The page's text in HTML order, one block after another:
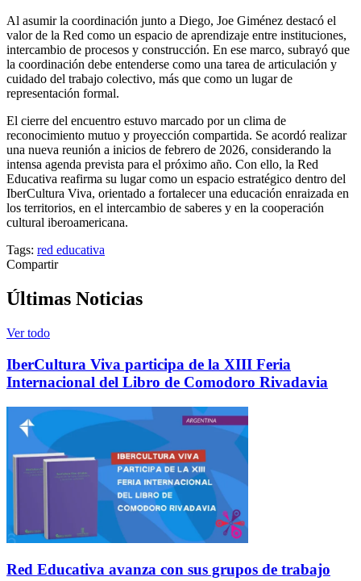
Al asumir la coordinación junto a Diego, Joe Giménez destacó el
valor de la Red como un espacio de aprendizaje entre instituciones,
intercambio de procesos y construcción. En ese marco, subrayó que
la coordinación debe entenderse como una tarea de articulación y
cuidado del trabajo colectivo, más que como un lugar de
representación formal.
El cierre del encuentro estuvo marcado por un clima de
reconocimiento mutuo y proyección compartida. Se acordó realizar
una nueva reunión a inicios de febrero de 2026, considerando la
intensa agenda prevista para el próximo año. Con ello, la Red
Educativa reafirma su lugar como un espacio estratégico dentro del
IberCultura Viva, orientado a fortalecer una educación enraizada en
los territorios, en el intercambio de saberes y en la cooperación
cultural iberoamericana.
Tags: red educativa
Compartir
Últimas Noticias
Ver todo
IberCultura Viva participa de la XIII Feria
Internacional del Libro de Comodoro Rivadavia
Red Educativa avanza con sus grupos de trabajo